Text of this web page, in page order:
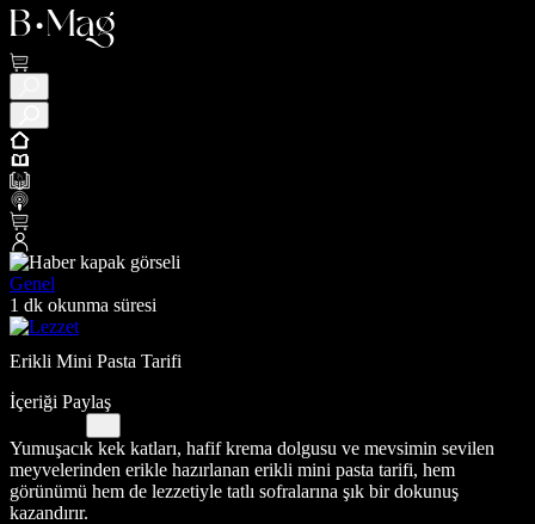
Genel
1 dk okunma süresi
Erikli Mini Pasta Tarifi
İçeriği Paylaş
Yumuşacık kek katları, hafif krema dolgusu ve mevsimin sevilen
meyvelerinden erikle hazırlanan erikli mini pasta tarifi, hem
görünümü hem de lezzetiyle tatlı sofralarına şık bir dokunuş
kazandırır.